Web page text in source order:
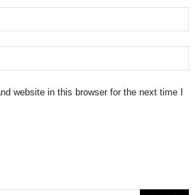
website in this browser for the next time I